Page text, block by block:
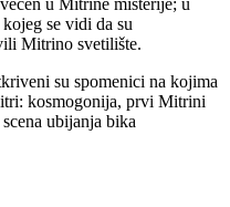
se vidi da su
Mitrino svetilište.
su spomenici na kojima
kosmogonija, prvi Mitrini
ubijanja bika